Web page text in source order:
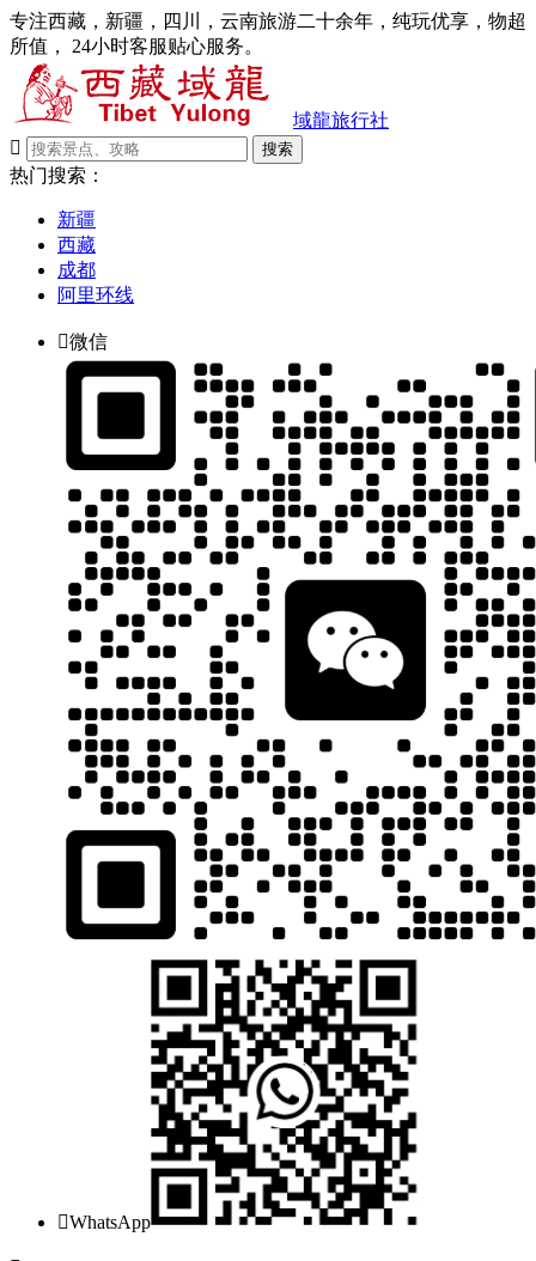
专注西藏，新疆，四川，云南旅游二十余年，纯玩优享，物超
所值， 24小时客服贴心服务。
域龍旅行社

搜索
热门搜索：
新疆
西藏
成都
阿里环线
微信
WhatsApp